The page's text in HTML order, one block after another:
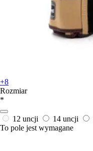
+8
Rozmiar
*
12 uncji 14 uncji
To pole jest wymagane